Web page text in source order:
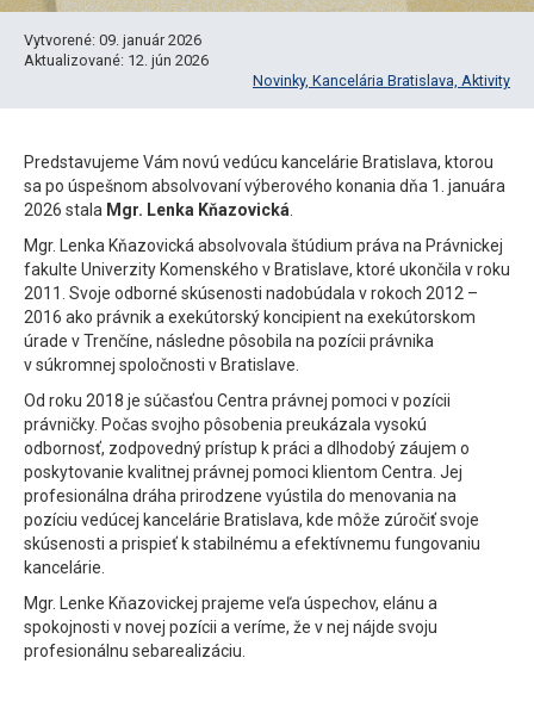
Vytvorené: 09. január 2026
Aktualizované: 12. jún 2026
Novinky, Kancelária Bratislava, Aktivity
Predstavujeme Vám novú vedúcu kancelárie Bratislava, ktorou
sa po úspešnom absolvovaní výberového konania dňa 1. januára
2026 stala Mgr. Lenka Kňazovická
Mgr. Lenka Kňazovická absolvovala štúdium práva na Právnickej
fakulte Univerzity Komenského v Bratislave, ktoré ukončila v roku
2011. Svoje odborné skúsenosti nadobúdala v rokoch 2012 –
2016 ako právnik a exekútorský koncipient na exekútorskom
úrade v Trenčíne, následne pôsobila na pozícii právnika
v súkromnej spoločnosti v Bratislave.
Od roku 2018 je súčasťou Centra právnej pomoci v pozícii
právničky. Počas svojho pôsobenia preukázala vysokú
odbornosť, zodpovedný prístup k práci a dlhodobý záujem o
poskytovanie kvalitnej právnej pomoci klientom Centra. Jej
profesionálna dráha prirodzene vyústila do menovania na
pozíciu vedúcej kancelárie Bratislava, kde môže zúročiť svoje
skúsenosti a prispieť k stabilnému a efektívnemu fungovaniu
kancelárie.
Mgr. Lenke Kňazovickej prajeme veľa úspechov, elánu a
spokojnosti v novej pozícii a veríme, že v nej nájde svoju
profesionálnu sebarealizáciu.